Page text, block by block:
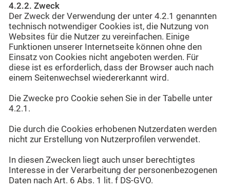
4.2.2. Zweck
Der Zweck der Verwendung der unter 4.2.1 genannten
technisch notwendiger Cookies ist, die Nutzung von
Websites für die Nutzer zu vereinfachen. Einige
Funktionen unserer Internetseite können ohne den
Einsatz von Cookies nicht angeboten werden. Für
diese ist es erforderlich, dass der Browser auch nach
einem Seitenwechsel wiedererkannt wird.
Die Zwecke pro Cookie sehen Sie in der Tabelle unter
4.2.1.
Die durch die Cookies erhobenen Nutzerdaten werden
nicht zur Erstellung von Nutzerprofilen verwendet.
In diesen Zwecken liegt auch unser berechtigtes
Interesse in der Verarbeitung der personenbezogenen
Daten nach Art. 6 Abs. 1 lit. f DS-GVO.